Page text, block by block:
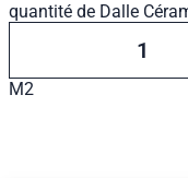
quantité de Dalle
M2